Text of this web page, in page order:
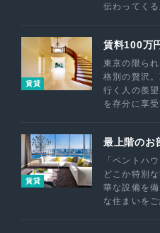
伝わってく
賃貸
賃料100万
東京の限ら
格別の贅沢
行く人の羨
を存分に享
賃貸
最上階のお
「ペントハ
どこか特別
華な設備を
な住まいをご